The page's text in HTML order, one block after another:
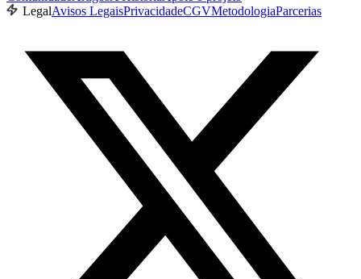
LegalAvisos LegaisPrivacidadeCGVMetodologiaParcerias